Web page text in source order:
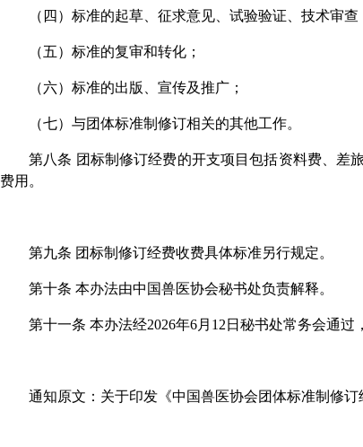
（四）标准的起草、征求意见、试验验证、技术审查
（五）标准的复审和转化；
（六）标准的出版、宣传及推广；
（七）与团体标准制修订相关的其他工作。
第八条 团标制修订经费的开支项目包括资料费、差
费用。
第九条 团标制修订经费收费具体标准另行规定。
第十条 本办法由中国兽医协会秘书处负责解释。
第十一条 本办法经2026年6月12日秘书处常务会通过
通知原文： 关于印发《中国兽医协会团体标准制修